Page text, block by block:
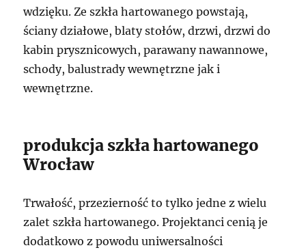
wdzięku. Ze szkła hartowanego powstają,
ściany działowe, blaty stołów, drzwi, drzwi do
kabin prysznicowych, parawany nawannowe,
schody, balustrady wewnętrzne jak i
wewnętrzne.
produkcja szkła hartowanego
Wrocław
Trwałość, przezierność to tylko jedne z wielu
zalet szkła hartowanego. Projektanci cenią je
dodatkowo z powodu uniwersalności